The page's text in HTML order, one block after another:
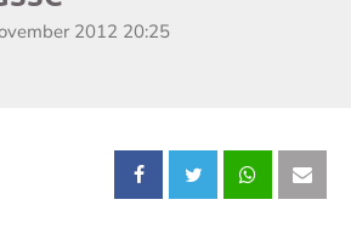
2012 20:25
Deel Deel Deel